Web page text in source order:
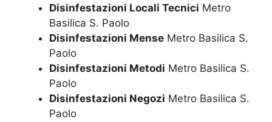
Disinfestazioni Locali Tecnici Metro
Basilica S. Paolo
Disinfestazioni Mense Metro Basilica S.
Paolo
Disinfestazioni Metodi Metro Basilica S.
Paolo
Disinfestazioni Negozi Metro Basilica S.
Paolo